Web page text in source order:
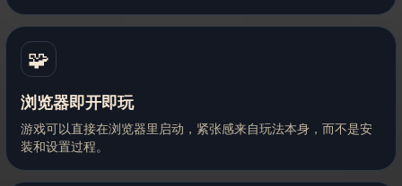
🧩
浏览器即开即玩
游戏可以直接在浏览器里启动，紧张感来自玩法本身，而不是安
装和设置过程。